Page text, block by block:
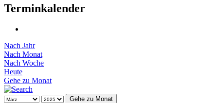
Terminkalender
Nach Jahr
Nach Monat
Nach Woche
Heute
Gehe zu Monat
Gehe zu Monat